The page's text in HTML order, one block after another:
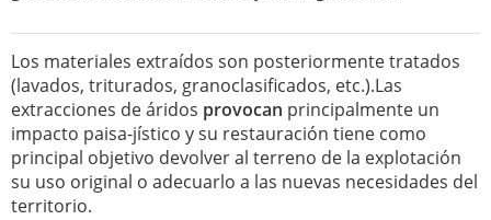
Los materiales extraídos son posteriormente tratados
(lavados, triturados, granoclasificados, etc.).Las
extracciones de áridos provocan principalmente un
impacto paisa-jístico y su restauración tiene como
principal objetivo devolver al terreno de la explotación
su uso original o adecuarlo a las nuevas necesidades del
territorio.